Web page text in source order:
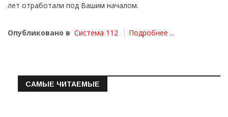
лет отработали под Вашим началом.
Опубликовано в Система 112 Подробнее ...
САМЫЕ ЧИТАЕМЫЕ